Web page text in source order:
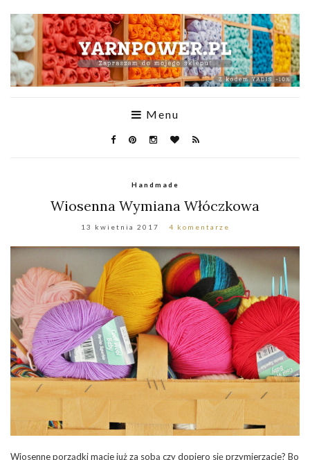
Menu
Handmade
Wiosenna Wymiana Włóczkowa
13 kwietnia 2017 4 komentarze
Wiosenne porządki macie już za sobą czy dopiero się przymierzacie? Bo